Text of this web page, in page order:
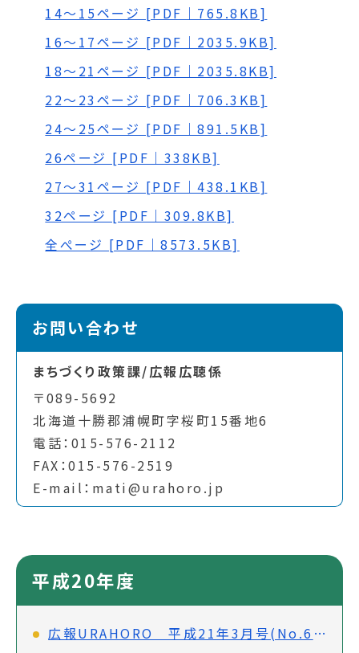
14～15ページ [PDF｜765.8KB]
16～17ページ [PDF｜2035.9KB]
18～21ページ [PDF｜2035.8KB]
22～23ページ [PDF｜706.3KB]
24～25ページ [PDF｜891.5KB]
26ページ [PDF｜338KB]
27～31ページ [PDF｜438.1KB]
32ページ [PDF｜309.8KB]
全ぺージ [PDF｜8573.5KB]
お問い合わせ
まちづくり政策課/広報広聴係
〒089-5692
北海道十勝郡浦幌町字桜町15番地6
電話：015-576-2112
FAX：015-576-2519
E-mail：mati@urahoro.jp
平成20年度
広報URAHORO 平成21年3月号(No.683)